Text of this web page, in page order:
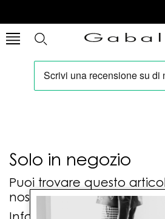
Solo in negozio
Puoi trovare questo
nostri punti vendita: